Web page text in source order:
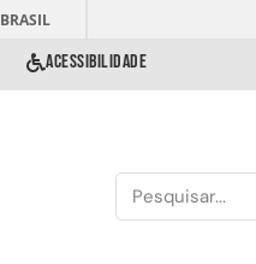
BRASIL
ACESSIBILIDADE